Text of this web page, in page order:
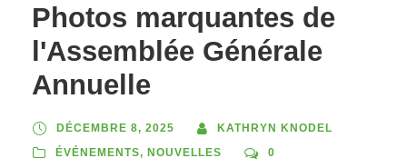
Photos marquantes de
l'Assemblée Générale
Annuelle
DÉCEMBRE 8, 2025
KATHRYN KNODEL
ÉVÉNEMENTS, NOUVELLES 0